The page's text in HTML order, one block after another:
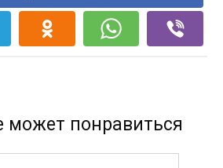
может понравиться